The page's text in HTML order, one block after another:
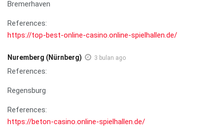
Bremerhaven
References:
https://top-best-online-casino.online-spielhallen.de/
Nuremberg (Nürnberg) 3 bulan ago
References:
Regensburg
References:
https://beton-casino.online-spielhallen.de/